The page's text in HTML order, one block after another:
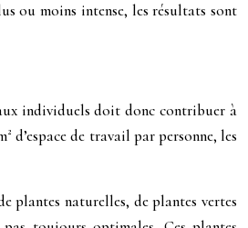
ou moins intense, les résultats sont
individuels doit donc contribuer à
de travail par personne, les
plantes naturelles, de plantes vertes